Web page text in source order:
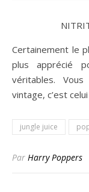
Certainement le
plus apprécié
véritables.
vintage, c’est
jungle juice
Par Harry Poppers